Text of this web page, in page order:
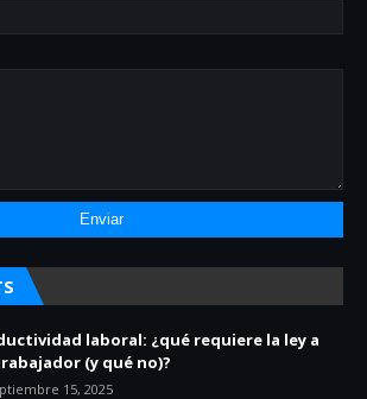
laboral: ¿qué requiere la ley a
(y qué no)?
15, 2025